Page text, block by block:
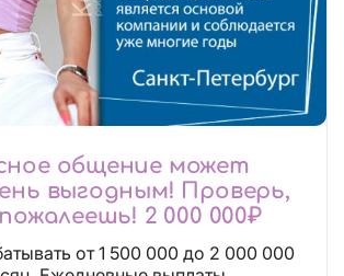
общение может
выгодным! Проверь,
2 000 000₽
от 1 500 000 до 2 000 000